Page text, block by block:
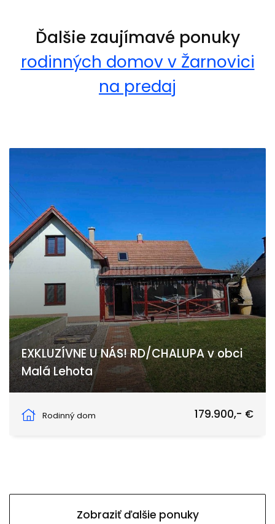
Ďalšie zaujímavé ponuky
rodinných domov v Žarnovici
na predaj
EXKLUZÍVNE U NÁS! RD/CHALUPA v obci
Malá Lehota
Rodinný dom
179.900,- €
Zobraziť ďalšie ponuky